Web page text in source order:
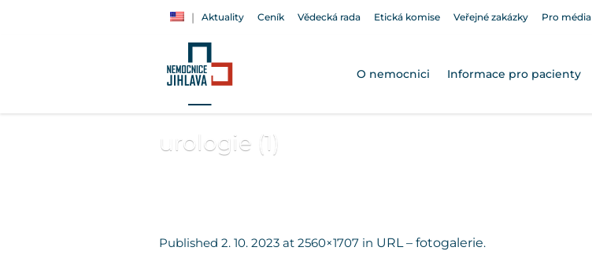
Aktuality Ceník Vědecká rada Etická komise Veřejné zakázky Pro média
O nemocnici Informace pro pacienty
urologie (1)
Published 2. 10. 2023 at 2560×1707 in URL – fotogalerie.